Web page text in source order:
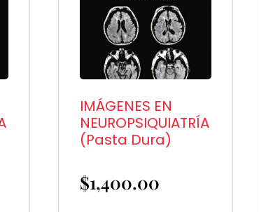
IMÁGENES EN
NEUROPSIQUIATRÍA
(Pasta Dura)
$1,400.00